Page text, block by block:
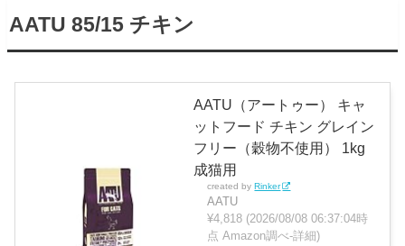
AATU 85/15 チキン
AATU（アートゥー） キャ
ットフード チキン グレイン
フリー（穀物不使用） 1kg
成猫用
created byRinker
AATU
¥4,818 (2026/08/08 06:37:04時
点 Amazon調べ-詳細)